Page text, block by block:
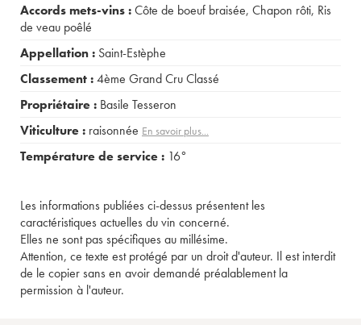
Accords mets-vins :Côte de boeuf braisée, Chapon rôti, Ris
de veau poêlé
Appellation : Saint-Estèphe
Classement :4ème Grand Cru Classé
Propriétaire : Basile Tesseron
Viticulture : raisonnée En savoir plus...
Température de service : 16°
Les informations publiées ci-dessus présentent les
caractéristiques actuelles du vin concerné.
Elles ne sont pas spécifiques au millésime.
Attention, ce texte est protégé par un droit d'auteur. Il est interdit
de le copier sans en avoir demandé préalablement la
permission à l'auteur.